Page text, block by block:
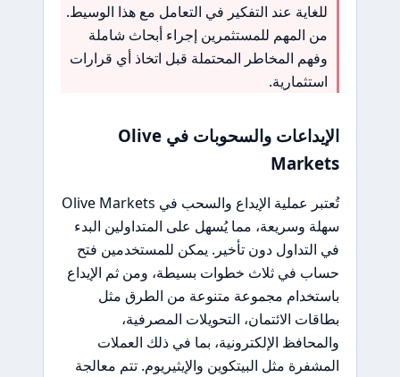
للغاية عند التفكير في التعامل مع هذا الوسيط.
من المهم للمستثمرين إجراء أبحاث شاملة
وفهم المخاطر المحتملة قبل اتخاذ أي قرارات
استثمارية.
الإيداعات والسحوبات في Olive
Markets
تُعتبر عملية الإيداع والسحب في Olive Markets
سهلة وسريعة، مما يُسهل على المتداولين البدء
في التداول دون تأخير. يمكن للمستخدمين فتح
حساب في ثلاث خطوات بسيطة، ومن ثم الإيداع
باستخدام مجموعة متنوعة من الطرق مثل
بطاقات الائتمان، التحويلات المصرفية،
والمحافظ الإلكترونية، بما في ذلك العملات
المشفرة مثل البيتكوين والإيثيريوم. تتم معالجة